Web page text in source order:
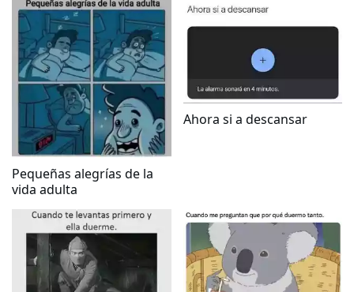
Pequeñas alegrías de la
vida adulta
Ahora si a descansar